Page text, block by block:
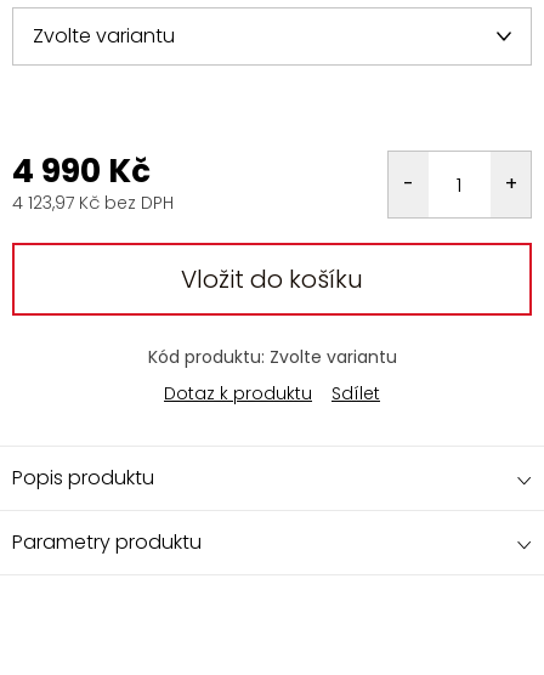
4 990 Kč
4 123,97 Kč bez DPH
cena:
Vložit do košíku
Kód produktu: Zvolte variantu
Dotaz k produktu
Sdílet
Popis produktu
Parametry produktu